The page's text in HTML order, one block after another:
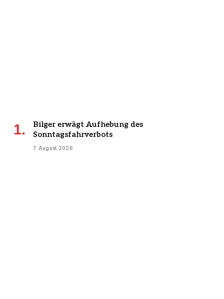
Bilger erwägt Aufhebung des
Sonntagsfahrverbots
7 August 2026